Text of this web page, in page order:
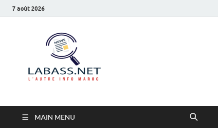
7 août 2026
MAIN MENU